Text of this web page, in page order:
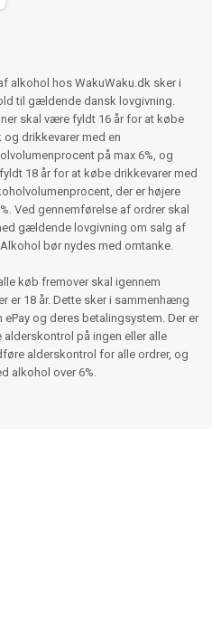
alkohol hos WakuWaku.dk sker i
til gældende dansk lovgivning.
skal være fyldt 16 år for at købe
og drikkevarer med en
på max 6%, og
18 år for at købe drikkevarer med
der er højere
Ved gennemførelse af ordrer skal
gældende lovgivning om salg af
bør nydes med omtanke.
køb fremover skal igennem
er 18 år. Dette sker i sammenhæng
og deres betalingsystem. Der er
på ingen eller alle
alderskontrol for alle ordrer, og
alkohol over 6%.